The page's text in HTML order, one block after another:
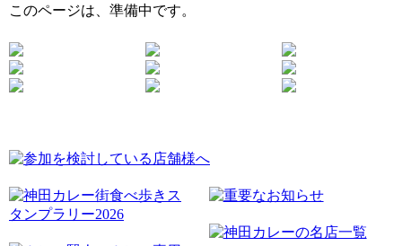
このページは、準備中です。